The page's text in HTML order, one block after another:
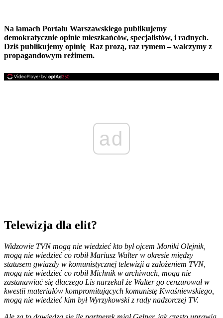
Na łamach Portalu Warszawskiego publikujemy
demokratycznie opinie mieszkańców, specjalistów, i radnych.
Dziś publikujemy opinię Raz prozą, raz rymem – walczymy z
propagandowym reżimem.
ad
Telewizja dla elit?
Widzowie TVN mogą nie wiedzieć kto był ojcem Moniki Olejnik,
mogą nie wiedzieć co robił Mariusz Walter w okresie między
statusem gwiazdy w komunistycznej telewizji a założeniem TVN,
mogą nie wiedzieć co robił Michnik w archiwach, mogą nie
zastanawiać się dlaczego Lis narzekał że Walter go cenzurował w
kwestii materiałów kompromitujących komunistę Kwaśniewskiego,
mogą nie wiedzieć kim był Wyrzykowski z rady nadzorczej TV.